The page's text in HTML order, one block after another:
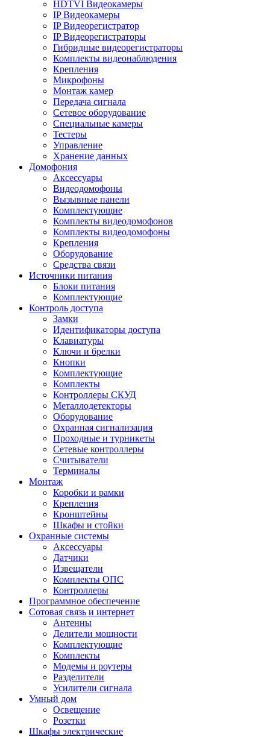
HDTVI Видеокамеры
IP Видеокамеры
IP Видеорегистратор
IP Видеорегистраторы
Гибридные видеорегистраторы
Комплекты видеонаблюдения
Крепления
Микрофоны
Монтаж камер
Передача сигнала
Сетевое оборудование
Специальные камеры
Тестеры
Управление
Хранение данных
Домофония
Аксессуары
Видеодомофоны
Вызывные панели
Комплектующие
Комплекты видеодомофонов
Комплекты видеодомофоны
Крепления
Оборудование
Средства связи
Источники питания
Блоки питания
Комплектующие
Контроль доступа
Замки
Идентификаторы доступа
Клавиатуры
Ключи и брелки
Кнопки
Комплектующие
Комплекты
Контроллеры СКУД
Металлодетекторы
Оборудование
Охранная сигнализация
Проходные и турникеты
Сетевые контроллеры
Считыватели
Терминалы
Монтаж
Коробки и рамки
Крепления
Кронштейны
Шкафы и стойки
Охранные системы
Аксессуары
Датчики
Извещатели
Комплекты ОПС
Контроллеры
Программное обеспечение
Сотовая связь и интернет
Антенны
Делители мощности
Комплектующие
Комплекты
Модемы и роутеры
Разделители
Усилители сигнала
Умный дом
Освещение
Розетки
Шкафы электрические